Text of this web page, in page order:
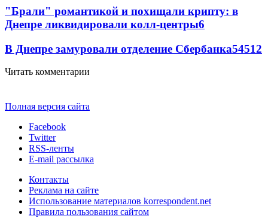
"Брали" романтикой и похищали крипту: в
Днепре ликвидировали колл-центры6
В Днепре замуровали отделение Сбербанка54512
Читать комментарии
Полная версия сайта
Facebook
Twitter
RSS-ленты
E-mail рассылка
Контакты
Реклама на сайте
Использование материалов korrespondent.net
Правила пользования сайтом